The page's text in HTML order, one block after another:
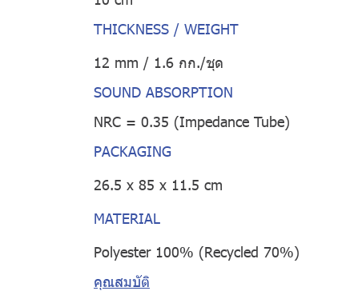
THICKNESS / WEIGHT
12 mm / 1.6 กก./ชุด
SOUND ABSORPTION
NRC = 0.35 (Impedance Tube)
PACKAGING
26.5 x 85 x 11.5 cm
MATERIAL
Polyester 100% (Recycled 70%)
คุณสมบัติ